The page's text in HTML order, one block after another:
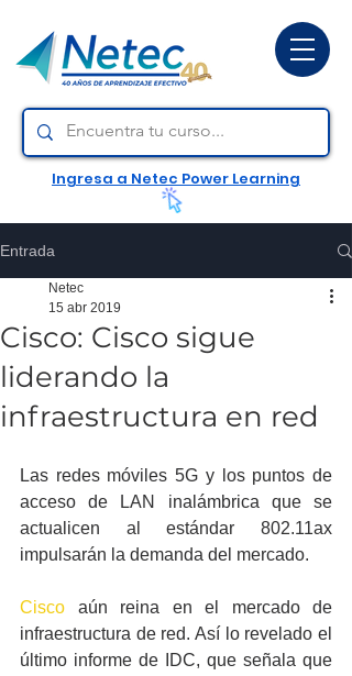
Ingresa a Netec Power Learning
Entrada
Cisco: Cisco sigue
liderando la
infraestructura en red
Netec
15 abr 2019
Las redes móviles 5G y los puntos de
acceso de LAN inalámbrica que se
actualicen al estándar 802.11ax
impulsarán la demanda del mercado.
Cisco aún reina en el mercado de
infraestructura de red. Así lo revelado el
último informe de IDC, que señala que